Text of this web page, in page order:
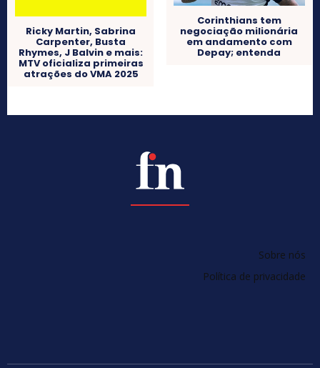
Ricky Martin, Sabrina
Carpenter, Busta
Rhymes, J Balvin e mais:
MTV oficializa primeiras
atrações do VMA 2025
Corinthians tem
negociação milionária
em andamento com
Depay; entenda
Sobre nós
Política de privacidade